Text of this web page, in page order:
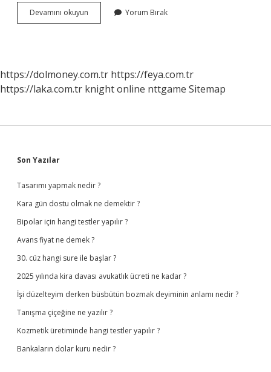
Devamını okuyun Evaporatör
Arızası
Yorum Bırak
https://dolmoney.com.tr https://feya.com.tr
https://laka.com.tr knight online nttgame Sitemap
Sidebar
Son Yazılar
Tasarımı yapmak nedir ?
Kara gün dostu olmak ne demektir ?
Bipolar için hangi testler yapılır ?
Avans fiyat ne demek ?
30. cüz hangi sure ile başlar ?
2025 yılında kira davası avukatlık ücreti ne kadar ?
İşi düzelteyim derken büsbütün bozmak deyiminin anlamı nedir ?
Tanışma çiçeğine ne yazılır ?
Kozmetik üretiminde hangi testler yapılır ?
Bankaların dolar kuru nedir ?